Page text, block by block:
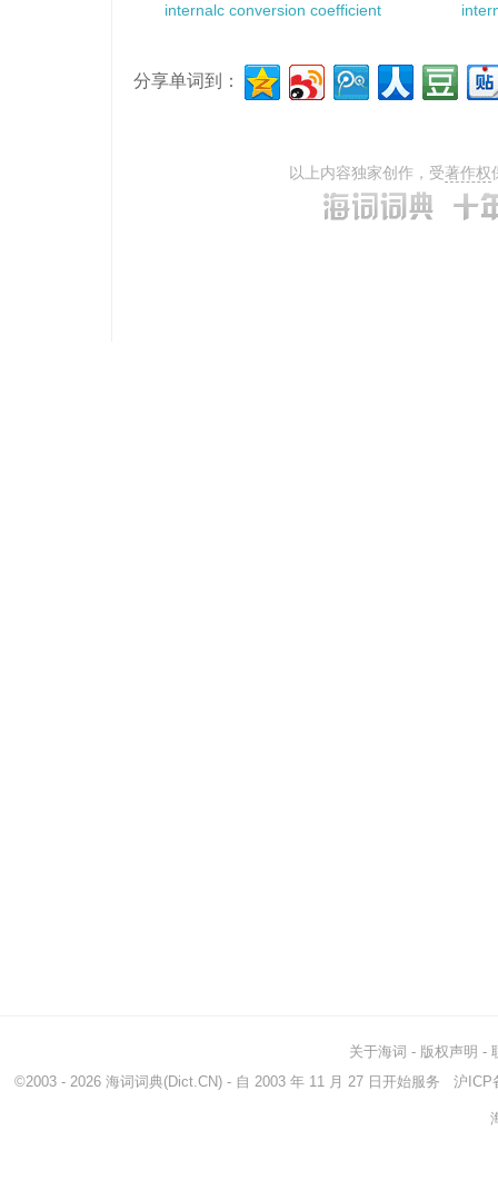
internalc conversion coefficient
分享单词到：
以上内容独家创作，受著作权
关于海词 - 版权声明 -
©2003 - 2026 海词词典(Dict.CN) - 自 2003 年 11 月 27 日开始服务 沪ICP